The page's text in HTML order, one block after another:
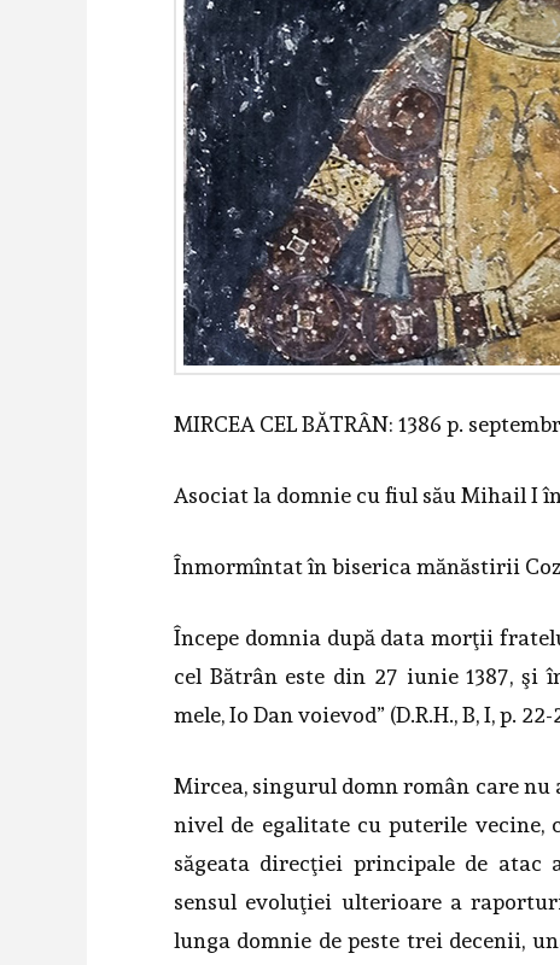
MIRCEA CEL BĂTRÂN: 1386 p.
Asociat la domnie cu fiul său Mihail I
Înmormîntat în biserica mănăstirii
Începe domnia după data morţii
cel Bătrân este din 27 iunie 1387, şi
mele, Io Dan voievod” (D.R.H., B, I, p. 22-
Mircea, singurul domn român care
nivel de egalitate cu puterile vecine,
săgeata direcţiei principale de
sensul evoluţiei ulterioare a
lunga domnie de peste trei decenii,